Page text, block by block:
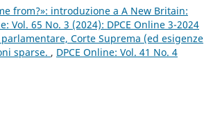
from?»: introduzione a A New Britain:
Vol. 65 No. 3 (2024): DPCE Online 3-2024
Corte Suprema (ed esigenze
sparse. , DPCE Online: Vol. 41 No. 4